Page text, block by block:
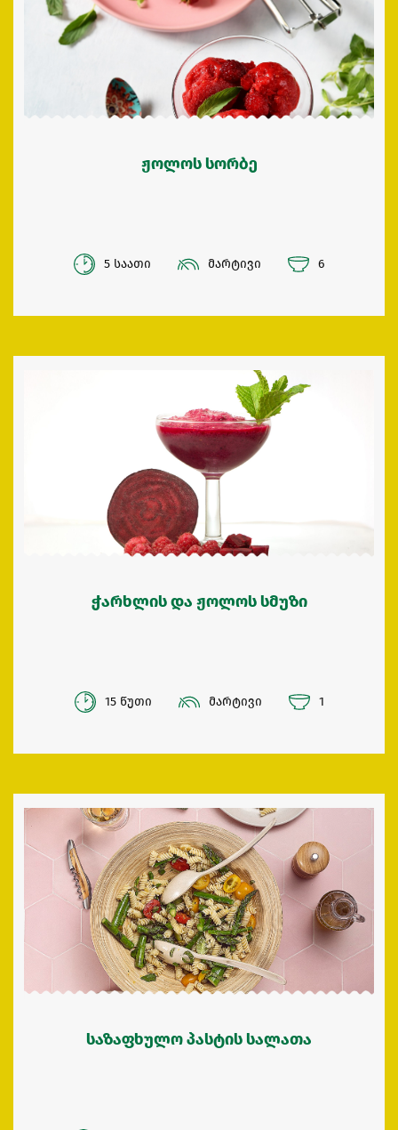
ჟოლოს სორბე
5 საათი მარტივი 6
ჭარხლის და ჟოლოს სმუზი
15 წუთი მარტივი 1
საზაფხულო პასტის სალათა